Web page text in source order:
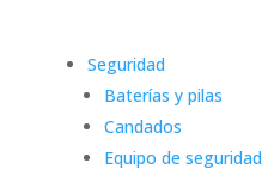
Seguridad
Baterías y pilas
Candados
Equipo de seguridad